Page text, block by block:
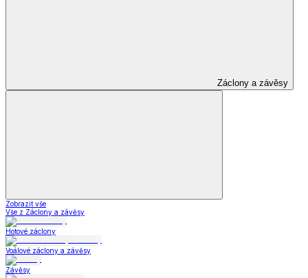
Záclony a závěsy
Zobrazit vše
Vše z Záclony a závěsy
Hotové záclony
Voálové záclony a závěsy
Závěsy